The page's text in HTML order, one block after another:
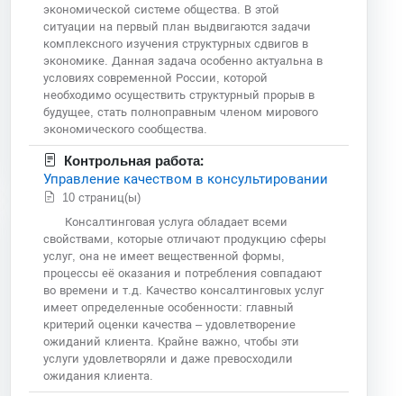
экономической системе общества. В этой
ситуации на первый план выдвигаются задачи
комплексного изучения структурных сдвигов в
экономике. Данная задача особенно актуальна в
условиях современной России, которой
необходимо осуществить структурный прорыв в
будущее, стать полноправным членом мирового
экономического сообщества.
Контрольная работа:
Управление качеством в консультировании
10 страниц(ы)
Консалтинговая услуга обладает всеми
свойствами, которые отличают продукцию сферы
услуг, она не имеет вещественной формы,
процессы её оказания и потребления совпадают
во времени и т.д. Качество консалтинговых услуг
имеет определенные особенности: главный
критерий оценки качества – удовлетворение
ожиданий клиента. Крайне важно, чтобы эти
услуги удовлетворяли и даже превосходили
ожидания клиента.